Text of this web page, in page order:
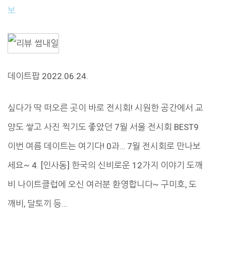
보
데이트팝 2022.06.24.
싶다가 딱 떠오른 곳이 바로 전시회! 시원한 공간에서 교
양도 쌓고 사진 찍기도 좋았던 7월 서울 전시회 BEST9
이번 여름 데이트는 여기다! 0과… 7월 전시회로 만나보
세요~ 4. [인사동] 한국의 신비로운 12가지 이야기 도깨
비 나이트클럽에 오신 여러분 환영합니다~ 구미호, 도
깨비, 달토끼 등…